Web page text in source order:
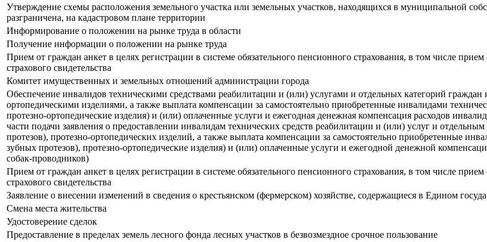
Утверждение схемы расположения земельного участка или земельных участков, находящихся в муниципальной
разграничена, на кадастровом плане территории
Информирование о положении на рынке труда в области
Получение информации о положении на рынке труда
Прием от граждан анкет в целях регистрации в системе обязательного пенсионного страхования, в том числе
страхового свидетельства
Комитет имущественных и земельных отношений администрации города
Обеспечение инвалидов техническими средствами реабилитации и (или) услугами и отдельных категорий граждан
ортопедическими изделиями, а также выплата компенсации за самостоятельно приобретенные инвалидами
протезно-ортопедические изделия) и (или) оплаченные услуги и ежегодная денежная компенсация расходов
части подачи заявления о предоставлении инвалидам технических средств реабилитации и (или) услуг и
протезов), протезно-ортопедических изделий, а также выплата компенсации за самостоятельно приобретенные
зубных протезов), протезно-ортопедические изделия) и (или) оплаченные услуги и ежегодной денежной
собак-проводников)
Прием от граждан анкет в целях регистрации в системе обязательного пенсионного страхования, в том числе
страхового свидетельства
Заявление о внесении изменений в сведения о крестьянском (фермерском) хозяйстве, содержащиеся в Едином
Смена места жительства
Удостоверение сделок
Предоставление в пределах земель лесного фонда лесных участков в безвозмездное срочное пользование